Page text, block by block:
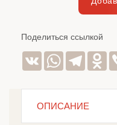
Поделиться ссылкой
VK WhatsApp
ОПИСАНИЕ